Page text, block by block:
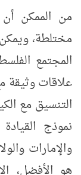
من الممكن
مختلطة،
المجتمع
علاقات وثيقة
التنسيق مع
نموذج
والإمارات
هو الأفضل،